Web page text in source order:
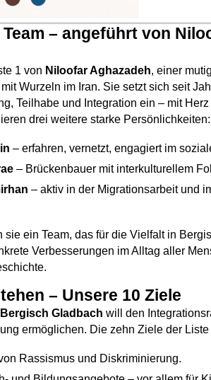
– angeführt von
1 von Niloofar Aghazadeh, einer
Wurzeln im Iran. Sie setzt sich seit
Teilhabe und Integration ein – mit
drei weitere starke Persönlichkeiten:
– erfahren, vernetzt, engagiert im
– Brückenbauer mit interkulturellem
– aktiv in der Migrationsarbeit und
sie ein Team, das für die Vielfalt in
Verbesserungen im Alltag aller
– Unsere 10 Ziele
Gladbach will den
ermöglichen. Die zehn Ziele der
Rassismus und Diskriminierung.